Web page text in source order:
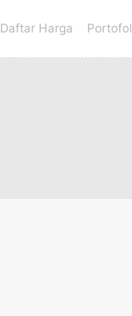
Daftar Harga